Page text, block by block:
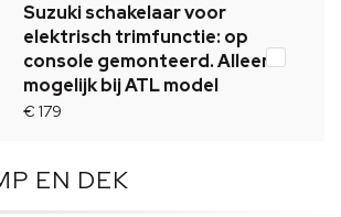
Suzuki schakelaar voor
elektrisch trimfunctie: op
console gemonteerd. Alleen
mogelijk bij ATL model
€ 179
EN DEK